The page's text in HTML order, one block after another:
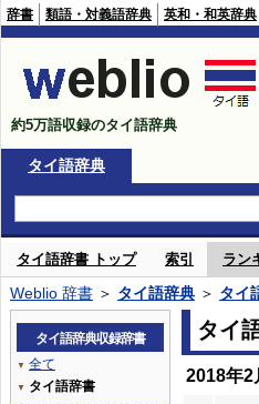
辞書 類語・対義語辞典 英和・和英辞典
約5万語収録のタイ語辞典
タイ語辞典
タイ語辞書 トップ 索引 ラン
Weblio 辞書 ＞ タイ語辞典 ＞ タイ
タイ
2018年2
タイ語辞典収録辞書
▼ 全て
▼ タイ語辞書